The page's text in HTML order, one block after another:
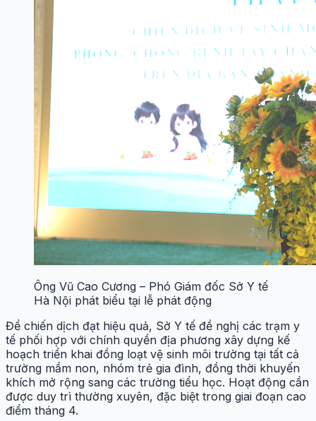
Ông Vũ Cao Cương – Phó Giám đốc Sở Y tế
Hà Nội phát biểu tại lễ phát động
Để chiến dịch đạt hiệu quả, Sở Y tế đề nghị các trạm y
tế phối hợp với chính quyền địa phương xây dựng kế
hoạch triển khai đồng loạt vệ sinh môi trường tại tất cả
trường mầm non, nhóm trẻ gia đình, đồng thời khuyến
khích mở rộng sang các trường tiểu học. Hoạt động cần
được duy trì thường xuyên, đặc biệt trong giai đoạn cao
điểm tháng 4.